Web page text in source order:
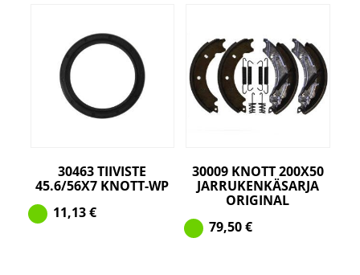
30463 TIIVISTE
45.6/56X7 KNOTT-WP
11,13€
30009 KNOTT 200X50
JARRUKENKÄSARJA
ORIGINAL
79,50€